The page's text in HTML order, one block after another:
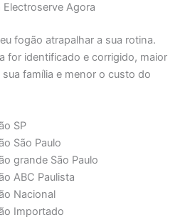
Agora
fogão atrapalhar a sua rotina.
for identificado e corrigido, maior
família e menor o custo do
SP
São Paulo
grande São Paulo
ABC Paulista
Nacional
Importado